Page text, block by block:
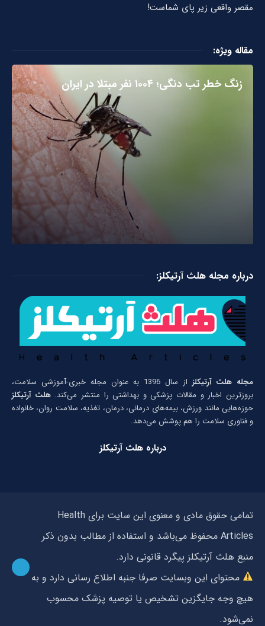
مقصر واقعی زیر پای شماست!
مقاله ویژه:
زنگ خطر تب دنگی؛ ۱۰۰۴ نفر مبتلا در ایران
درباره مجله هلث آرتیکلز:
مجله هلث آرتیکلز
از سال 1396 به عنوان مجله خبری-آموزشی سلامت،
بروزترین اخبار و مقالات پزشکی و بهداشتی را منتشر می‌کند.هلث آرتیکلز
حوزه‌هایی مانند ورزش، بیمه‌های درمانی، درمان، تغذیه، سلامت روان، خانواده
و فناوری سلامت را هم پوشش می‌دهد.
درباره هلث آرتیکلز
تمامی حقوق مادی و معنوی این سایت برای Health
Articles محفوظ می‌باشد و استفاده از مطالب بدون ذکر
منبع هلث آرتیکلز پیگرد قانونی دارد.
محتوای این وبسایت صرفا جنبه اطلاع رسانی دارد و به
هیچ وجه جایگزین تشخیص یا توصیه پزشک محسوب
نمی‌شود.